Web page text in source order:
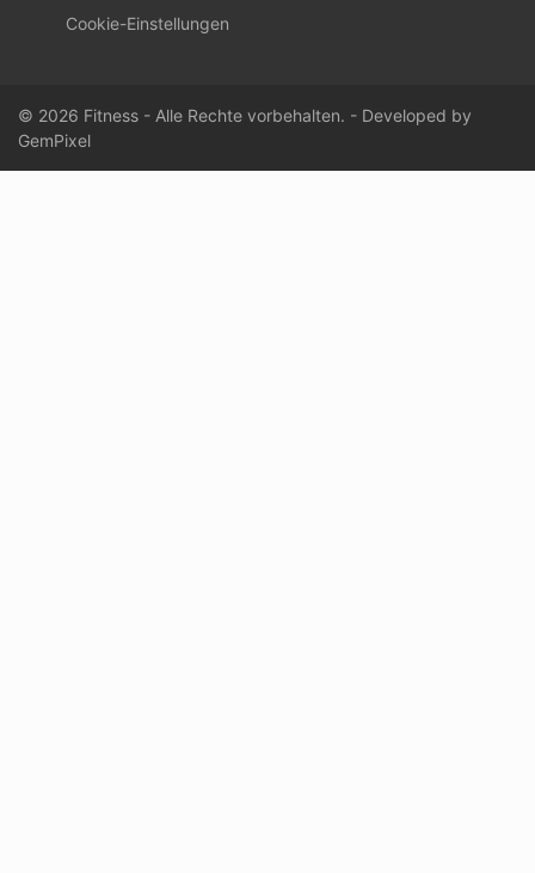
Cookie-Einstellungen
© 2026 Fitness - Alle Rechte vorbehalten. - Developed by
GemPixel